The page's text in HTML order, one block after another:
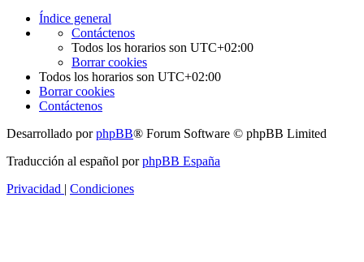
Índice general
Contáctenos
Todos los horarios son UTC+02:00
Borrar cookies
Todos los horarios son UTC+02:00
Borrar cookies
Contáctenos
Desarrollado porphpBB® Forum Software © phpBB Limited
Traducción al español porphpBB España
Privacidad | Condiciones